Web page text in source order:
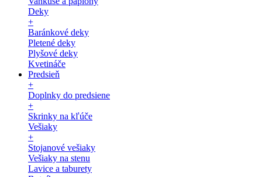
Deky
+
Baránkové deky
Pletené deky
Plyšové deky
Kvetináče
Predsieň
+
Doplnky do predsiene
+
Skrinky na kľúče
Vešiaky
+
Stojanové vešiaky
Vešiaky na stenu
Lavice a taburety